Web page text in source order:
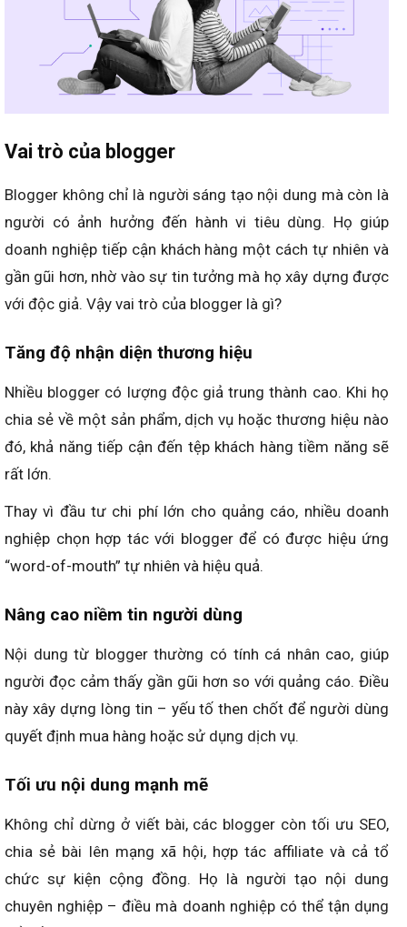
Vai trò của blogger
Blogger không chỉ là người sáng tạo nội dung mà còn là
người có ảnh hưởng đến hành vi tiêu dùng. Họ giúp
doanh nghiệp tiếp cận khách hàng một cách tự nhiên và
gần gũi hơn, nhờ vào sự tin tưởng mà họ xây dựng được
với độc giả. Vậy vai trò của blogger là gì?
Tăng độ nhận diện thương hiệu
Nhiều blogger có lượng độc giả trung thành cao. Khi họ
chia sẻ về một sản phẩm, dịch vụ hoặc thương hiệu nào
đó, khả năng tiếp cận đến tệp khách hàng tiềm năng sẽ
rất lớn.
Thay vì đầu tư chi phí lớn cho quảng cáo, nhiều doanh
nghiệp chọn hợp tác với blogger để có được hiệu ứng
“word-of-mouth” tự nhiên và hiệu quả.
Nâng cao niềm tin người dùng
Nội dung từ blogger thường có tính cá nhân cao, giúp
người đọc cảm thấy gần gũi hơn so với quảng cáo. Điều
này xây dựng lòng tin – yếu tố then chốt để người dùng
quyết định mua hàng hoặc sử dụng dịch vụ.
Tối ưu nội dung mạnh mẽ
Không chỉ dừng ở viết bài, các blogger còn tối ưu SEO,
chia sẻ bài lên mạng xã hội, hợp tác affiliate và cả tổ
chức sự kiện cộng đồng. Họ là người tạo nội dung
chuyên nghiệp – điều mà doanh nghiệp có thể tận dụng